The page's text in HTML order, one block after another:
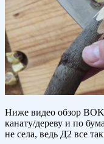
Ниже видео обзор
канату/дереву и по
не села, ведь Д2 все